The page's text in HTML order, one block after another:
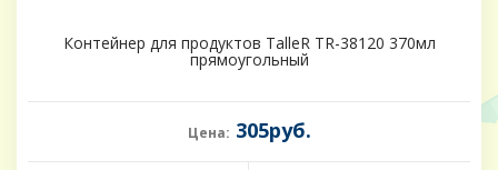
Контейнер для продуктов TalleR TR-38120 370мл
прямоугольный
Цена: 305руб.